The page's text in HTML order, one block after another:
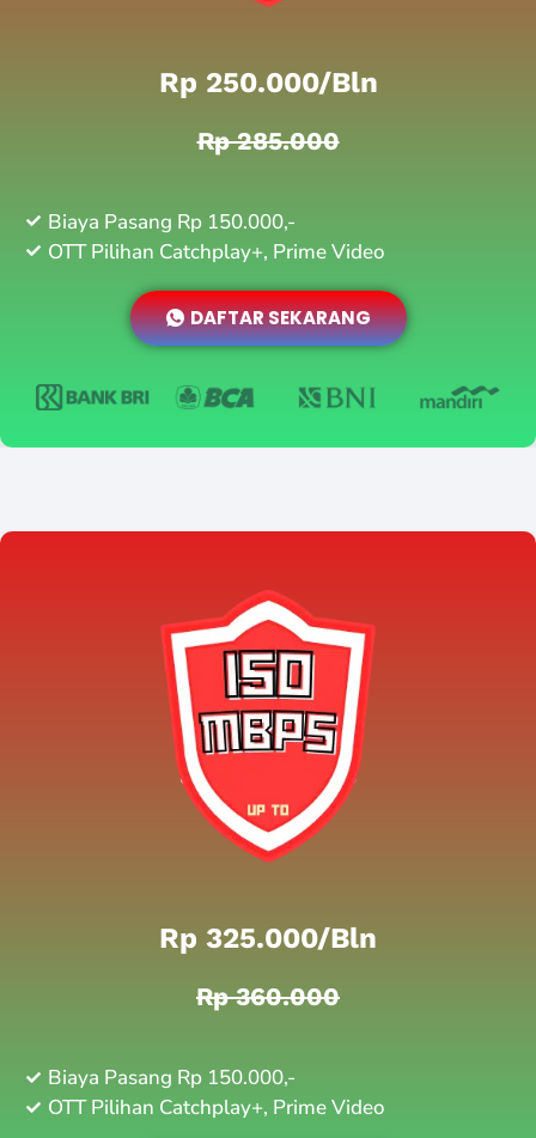
Rp 250.000/bln
Rp 285.000
Biaya Pasang Rp 150.000,-
OTT Pilihan Catchplay+, Prime Video
DAFTAR SEKARANG
Rp 325.000/bln
Rp 360.000
Biaya Pasang Rp 150.000,-
OTT Pilihan Catchplay+, Prime Video